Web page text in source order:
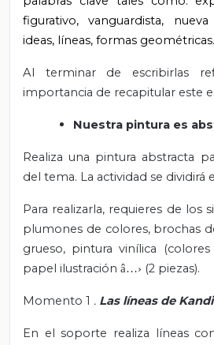
figurativo, vanguardista,
ideas, líneas, formas geométricas.
Al terminar de escribirlas
importancia de recapitular este
Nuestra pintura es
Realiza una pintura abstracta
del tema. La actividad se
Para realizarla, requieres de los
plumones de colores, brochas
grueso, pintura vinílica
papel ilustración â…› (2 piezas).
Momento 1 . Las líneas de
En el soporte realiza líneas